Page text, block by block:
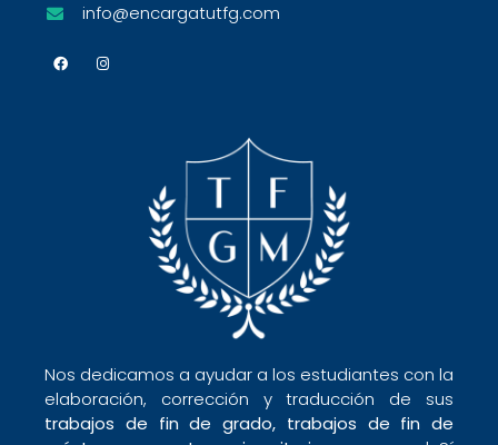
info@encargatutfg.com
Nos dedicamos a ayudar a los estudiantes con la
elaboración, corrección y traducción de sus
trabajos de fin de grado, trabajos de fin de